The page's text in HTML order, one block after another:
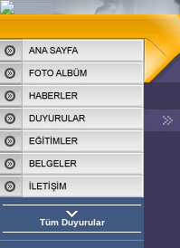
Tüm Duyurular